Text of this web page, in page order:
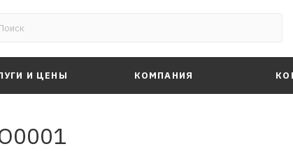
И ЦЕНЫ КОМПАНИЯ